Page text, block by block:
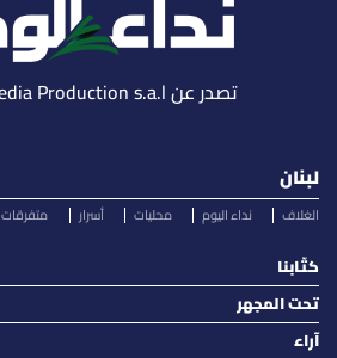
تصدر عن Lebanese Media Production s.a.l
لبنان
الغلاف نداء اليوم محليات أسرار متفرقات
كتّابنا
تحت المجهر
آراء